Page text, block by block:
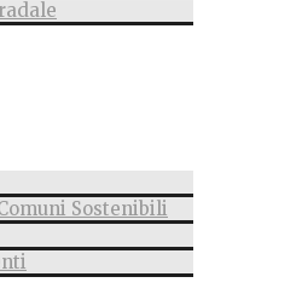
Sostenibili